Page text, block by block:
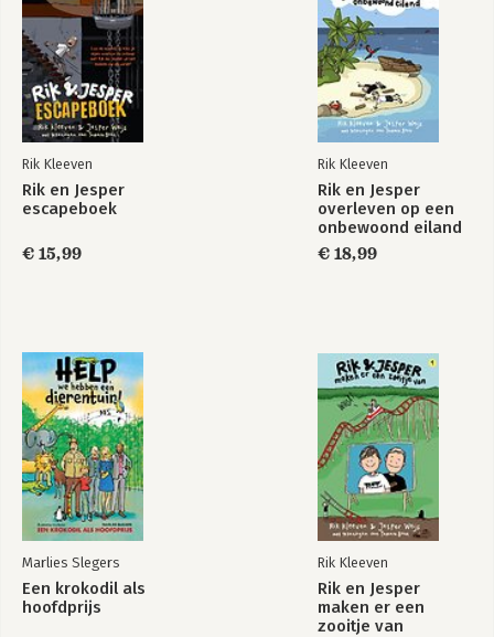
Rik Kleeven
Rik en Jesper
escapeboek
€ 15,99
Rik Kleeven
Rik en Jesper
overleven op een
onbewoond eiland
€ 18,99
Marlies Slegers
Een krokodil als
hoofdprijs
Rik Kleeven
Rik en Jesper
maken er een
zooitje van